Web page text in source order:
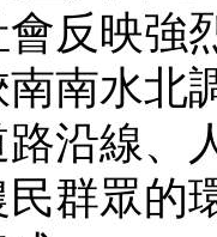
反映強
南水北
沿線、
群眾的